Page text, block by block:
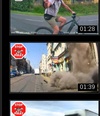
01:28
01:39